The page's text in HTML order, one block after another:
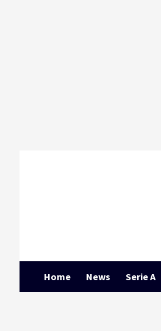
Home News Serie A